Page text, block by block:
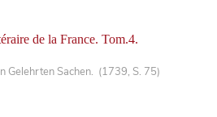
de la France. Tom.4.
Gelehrten Sachen. (1739, S. 75)